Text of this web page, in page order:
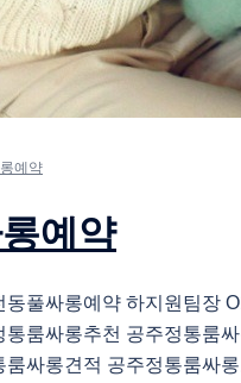
예약
예약
풀싸롱예약 하지원팀장
룸싸롱추천 공주정통룸
싸롱견적 공주정통룸싸